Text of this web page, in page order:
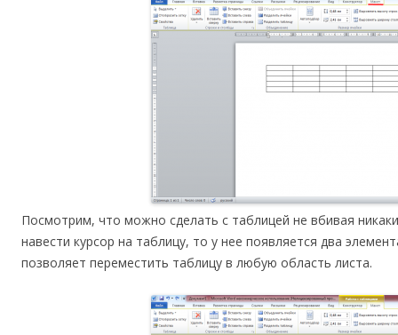
Посмотрим, что можно сделать с таблицей не вбивая
навести курсор на таблицу, то у нее появляется два
позволяет переместить таблицу в любую область листа.